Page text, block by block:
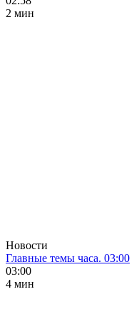
2 мин
Новости
Главные темы часа. 03:00
03:00
4 мин